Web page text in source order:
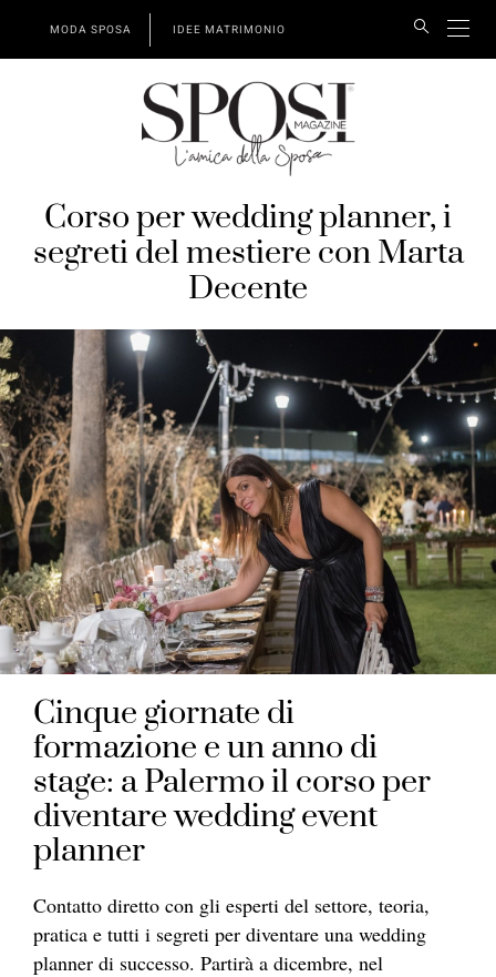
MODA SPOSA IDEE MATRIMONIO
Corso per wedding planner, i
segreti del mestiere con Marta
Decente
Cinque giornate di
formazione e un anno di
stage: a Palermo il corso per
diventare wedding event
planner
Contatto diretto con gli esperti del settore, teoria,
pratica e tutti i segreti per diventare una wedding
planner di successo. Partirà a dicembre, nel